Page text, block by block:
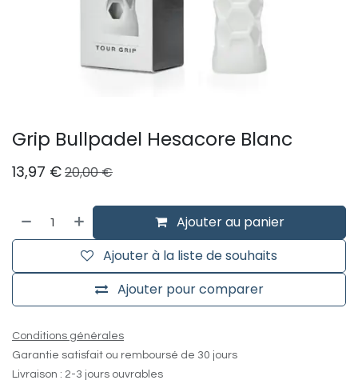
Grip Bullpadel Hesacore Blanc
13,97 €20,00€
Ajouter au panier
Ajouter pour comparer
Ajouter à la liste de souhaits
Conditions générales
Garantie satisfait ou remboursé de 30 jours
Livraison : 2-3 jours ouvrables